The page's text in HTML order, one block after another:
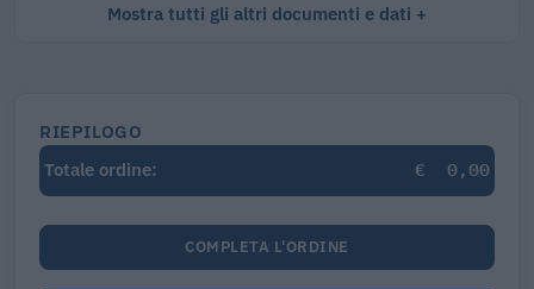
Mostra tutti gli altri documenti e dati
RIEPILOGO
Totale ordine:
€ 0,00
COMPLETA L'ORDINE